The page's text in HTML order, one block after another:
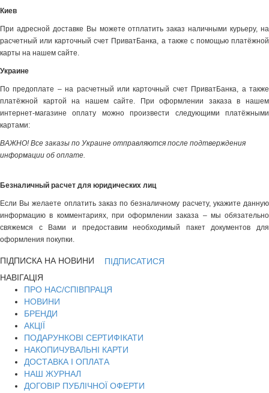
Киев
При адресной доставке Вы можете отплатить заказ наличными курьеру, на
расчетный или карточный счет ПриватБанка, а также с помощью платёжной
карты на нашем сайте.
Украине
По предоплате – на расчетный или карточный счет ПриватБанка, а также
платёжной картой на нашем сайте. При оформлении заказа в нашем
интернет-магазине оплату можно произвести следующими платёжными
картами:
ВАЖНО! Все заказы по Украине отправляются после подтверждения
информации об оплате.
Безналичный расчет для юридических лиц
Если Вы желаете оплатить заказ по безналичному расчету, укажите данную
информацию в комментариях, при оформлении заказа – мы обязательно
свяжемся с Вами и предоставим необходимый пакет документов для
оформления покупки.
ПІДПИСКА НА НОВИНИ
ПІДПИСАТИСЯ
НАВІГАЦІЯ
ПРО НАС/СПІВПРАЦЯ
НОВИНИ
БРЕНДИ
АКЦІЇ
ПОДАРУНКОВІ СЕРТИФІКАТИ
НАКОПИЧУВАЛЬНІ КАРТИ
ДОСТАВКА І ОПЛАТА
НАШ ЖУРНАЛ
ДОГОВІР ПУБЛІЧНОЇ ОФЕРТИ